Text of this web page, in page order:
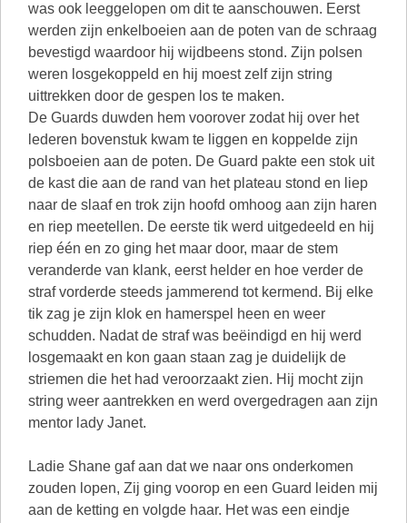
was ook leeggelopen om dit te aanschouwen. Eerst
werden zijn enkelboeien aan de poten van de schraag
bevestigd waardoor hij wijdbeens stond. Zijn polsen
weren losgekoppeld en hij moest zelf zijn string
uittrekken door de gespen los te maken.
De Guards duwden hem voorover zodat hij over het
lederen bovenstuk kwam te liggen en koppelde zijn
polsboeien aan de poten. De Guard pakte een stok uit
de kast die aan de rand van het plateau stond en liep
naar de slaaf en trok zijn hoofd omhoog aan zijn haren
en riep meetellen. De eerste tik werd uitgedeeld en hij
riep één en zo ging het maar door, maar de stem
veranderde van klank, eerst helder en hoe verder de
straf vorderde steeds jammerend tot kermend. Bij elke
tik zag je zijn klok en hamerspel heen en weer
schudden. Nadat de straf was beëindigd en hij werd
losgemaakt en kon gaan staan zag je duidelijk de
striemen die het had veroorzaakt zien. Hij mocht zijn
string weer aantrekken en werd overgedragen aan zijn
mentor lady Janet.
Ladie Shane gaf aan dat we naar ons onderkomen
zouden lopen, Zij ging voorop en een Guard leiden mij
aan de ketting en volgde haar. Het was een eindje